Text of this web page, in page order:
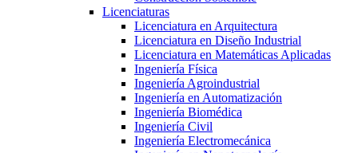
Licenciaturas
Licenciatura en Arquitectura
Licenciatura en Diseño Industrial
Licenciatura en Matemáticas Aplicadas
Ingeniería Física
Ingeniería Agroindustrial
Ingeniería en Automatización
Ingeniería Biomédica
Ingeniería Civil
Ingeniería Electromecánica